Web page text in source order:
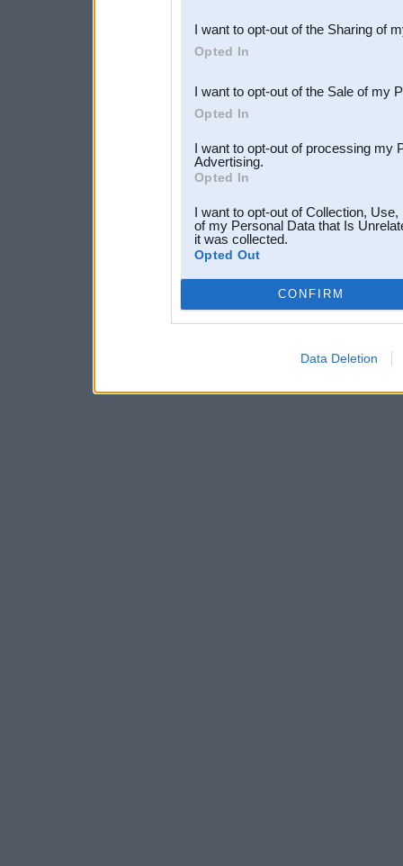
Downstream Participants
third parties.
I want to opt-out of the Sharing of
Opted In
I want to opt-out of the Sale of my
Opted In
I want to opt-out of processing my
Advertising.
Opted In
I want to opt-out of Collection,
of my Personal Data that Is
it was collected.
Opted Out
CONFIRM
Data Deletion